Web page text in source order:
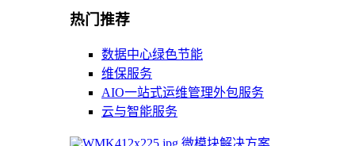
热门推荐
数据中心绿色节能
维保服务
AIO一站式运维管理外包服务
云与智能服务
微模块解决方案